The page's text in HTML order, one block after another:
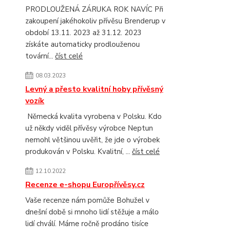
PRODLOUŽENÁ ZÁRUKA ROK NAVÍC Při
zakoupení jakéhokoliv přívěsu Brenderup v
období 13.11. 2023 až 31.12. 2023
získáte automaticky prodlouženou
tovární... číst celé
08.03.2023
Levný a přesto kvalitní hoby přívěsný
vozík
Německá kvalita vyrobena v Polsku. Kdo
už někdy viděl přívěsy výrobce Neptun
nemohl většinou uvěřit, že jde o výrobek
produkován v Polsku. Kvalitní, ... číst celé
12.10.2022
Recenze e-shopu Europřívěsy.cz
Vaše recenze nám pomůže Bohužel v
dnešní době si mnoho lidí stěžuje a málo
lidí chválí. Máme ročně prodáno tisíce